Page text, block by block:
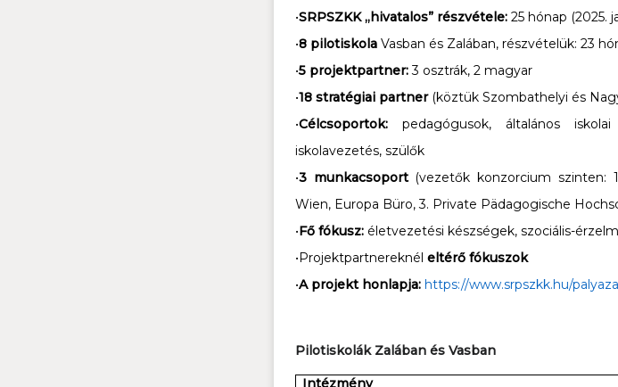
•SRPSZKK „hivatalos” részvétele: 25 hónap (2025.
•8 pilotiskola Vasban és Zalában, részvételük: 23
•5 projektpartner:3 osztrák, 2 magyar
•18 stratégiai partner (köztük Szombathelyi és
•Célcsoportok:pedagógusok, általános
iskolavezetés, szülők
•3 munkacsoport (vezetők konzorcium szinten:
Wien, Europa Büro, 3. Private Pädagogische
•Fő fókusz: életvezetési készségek, szociális-
•Projektpartnereknél eltérő fókuszok
•A projekt honlapja: https://www.srpszkk.hu/
Pilotiskolák Zalában és Vasban
Intézmény